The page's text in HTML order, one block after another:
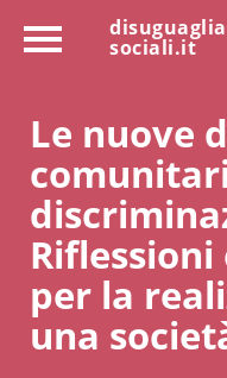
sociali.it
Le nuove
per la
una